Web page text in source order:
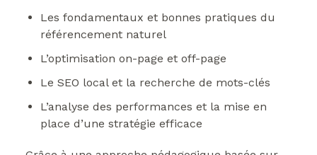
Les fondamentaux et bonnes pratiques du
référencement naturel
L’optimisation on-page et off-page
Le SEO local et la recherche de mots-clés
L’analyse des performances et la mise en
place d’une stratégie efficace